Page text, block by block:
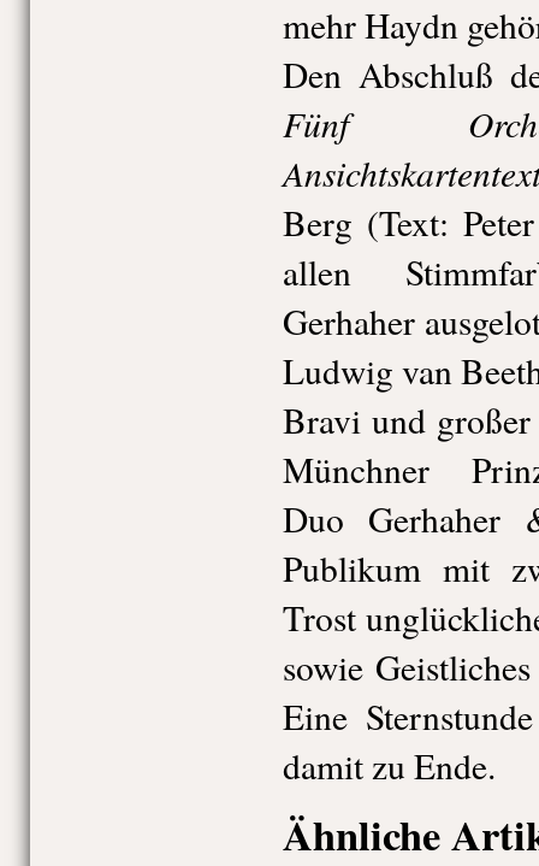
mehr Haydn
Den Abschluß
Fünf
Berg (Text:
allen
Gerhaher
Ludwig van
Bravi und
Münchner
Duo Gerhaher
Publikum mit
Trost
sowie
Eine
damit zu Ende.
Ähnliche